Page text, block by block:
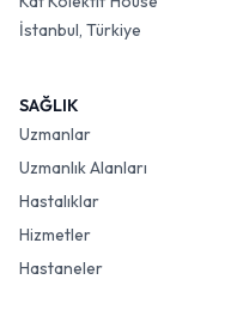
İstanbul, Türkiye
SAĞLIK
Uzmanlar
Uzmanlık Alanları
Hastalıklar
Hizmetler
Hastaneler